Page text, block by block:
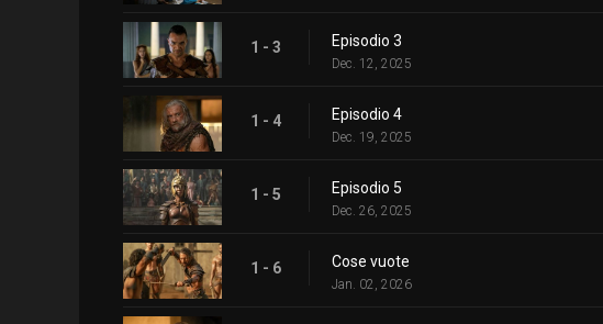
1 - 3 Episodio 3
Dec. 12, 2025
1 - 4 Episodio 4
Dec. 19, 2025
1 - 5 Episodio 5
Dec. 26, 2025
1 - 6 Cose vuote
Jan. 02, 2026